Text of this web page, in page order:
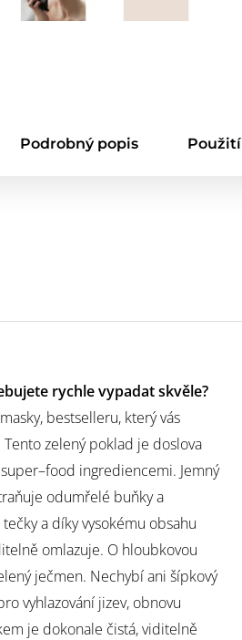
Podrobný popis Použití
rychle vypadat skvěle?
bestselleru, který vás
zelený poklad je doslova
ingrediencemi. Jemný
odumřelé buňky a
a díky vysokému obsahu
omlazuje. O hloubkovou
ječmen. Nechybí ani šípkový
vyhlazování jizev, obnovu
je dokonale čistá, viditelně